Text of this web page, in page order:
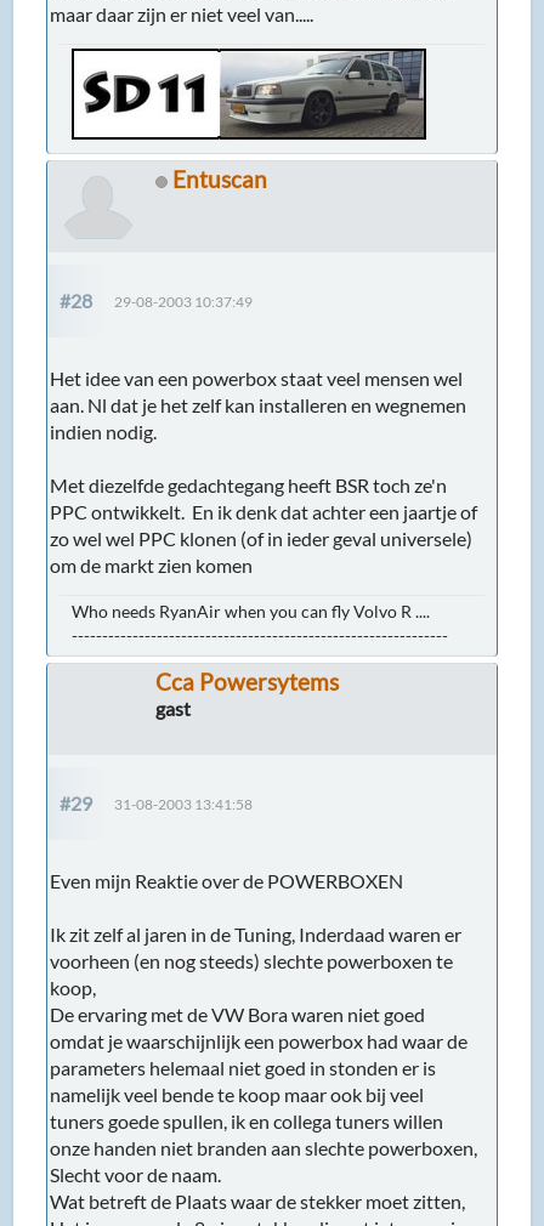
maar daar zijn er niet veel van.....
Entuscan
#28 29-08-2003 10:37:49
Het idee van een powerbox staat veel mensen wel
aan. Nl dat je het zelf kan installeren en wegnemen
indien nodig.
Met diezelfde gedachtegang heeft BSR toch ze'n
PPC ontwikkelt. En ik denk dat achter een jaartje of
zo wel wel PPC klonen (of in ieder geval universele)
om de markt zien komen
Who needs RyanAir when you can fly Volvo R ....
--------------------------------------------------------------
Cca Powersytems
gast
#29 31-08-2003 13:41:58
Even mijn Reaktie over de POWERBOXEN
Ik zit zelf al jaren in de Tuning, Inderdaad waren er
voorheen (en nog steeds) slechte powerboxen te
koop,
De ervaring met de VW Bora waren niet goed
omdat je waarschijnlijk een powerbox had waar de
parameters helemaal niet goed in stonden er is
namelijk veel bende te koop maar ook bij veel
tuners goede spullen, ik en collega tuners willen
onze handen niet branden aan slechte powerboxen,
Slecht voor de naam.
Wat betreft de Plaats waar de stekker moet zitten,